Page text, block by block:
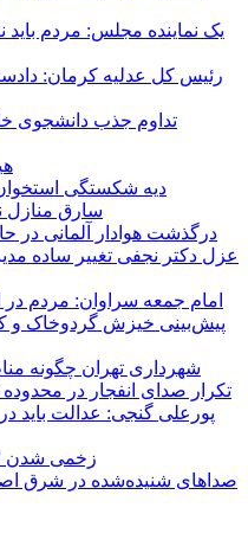
یک نماینده مجلس: مردم باید
رئیس کل عدلیه کرمان:
تداوم جذب دانشجوی
دیه شکستگی استخوان امسال به ۴۲۰
۲ سارق
درگذشت هوادار آلمانی در
عزل دکتر نجفی تغییر ساده
امام جمعه سراوان: مردم
پیش‌بینی خیزش گردوخاک و
شهرداری تهران چگونه
تکرار صدای انفجار در
پورعلی گنجی: عدالت باید
زخمی شدن ۳ نظامی صهیونیست در جنوب لبنان
صداهای شنیده‌شده در شرق